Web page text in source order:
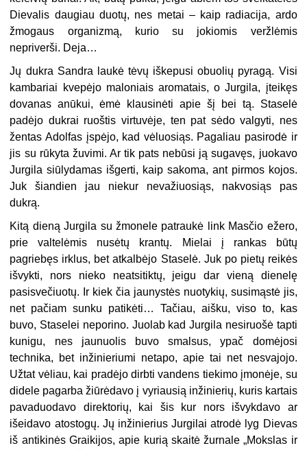
Dievalis daugiau duotų, nes metai – kaip radiacija, ardo
žmogaus organizmą, kurio su jokiomis veržlėmis
nepriverši. Deja…
Jų dukra Sandra laukė tėvų iškepusi obuolių pyragą. Visi
kambariai kvepėjo maloniais aromatais, o Jurgila, įteikęs
dovanas anūkui, ėmė klausinėti apie šį bei tą. Staselė
padėjo dukrai ruoštis virtuvėje, ten pat sėdo valgyti, nes
žentas Adolfas įspėjo, kad vėluosiąs. Pagaliau pasirodė ir
jis su rūkyta žuvimi. Ar tik pats nebūsi ją sugavęs, juokavo
Jurgila siūlydamas išgerti, kaip sakoma, ant pirmos kojos.
Juk šiandien jau niekur nevažiuosiąs, nakvosiąs pas
dukrą.
Kitą dieną Jurgila su žmonele patraukė link Masčio ežero,
prie valtelėmis nusėtų krantų. Mielai į rankas būtų
pagriebęs irklus, bet atkalbėjo Staselė. Juk po pietų reikės
išvykti, nors nieko neatsitiktų, jeigu dar vieną dienelę
pasisvečiuotų. Ir kiek čia jaunystės nuotykių, susimąstė jis,
net pačiam sunku patikėti… Tačiau, aišku, viso to, kas
buvo, Staselei neporino. Juolab kad Jurgila nesiruošė tapti
kunigu, nes jaunuolis buvo smalsus, ypač domėjosi
technika, bet inžinieriumi netapo, apie tai net nesvajojo.
Užtat vėliau, kai pradėjo dirbti vandens tiekimo įmonėje, su
didele pagarba žiūrėdavo į vyriausią inžinierių, kuris kartais
pavaduodavo direktorių, kai šis kur nors išvykdavo ar
išeidavo atostogų. Jų inžinierius Jurgilai atrodė lyg Dievas
iš antikinės Graikijos, apie kurią skaitė žurnale „Mokslas ir